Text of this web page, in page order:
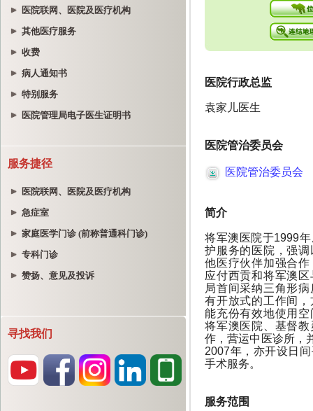
医院联网、医院及医疗机构
其他医疗服务
收费
病人通知书
特别服务
医院管理局电子医生证明书
服务捷径
医院联网、医院及医疗机构
急症室
家庭医学门诊 (前称普通科门诊)
专科门诊
赞扬、意见及投诉
寻找我们